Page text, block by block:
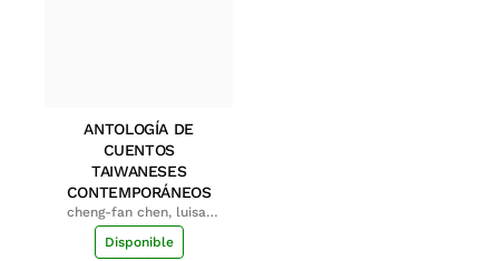
ANTOLOGÍA DE
CUENTOS
TAIWANESES
CONTEMPORÁNEOS
cheng-fan chen, luisa;
shu-ying chang, luisa
Disponible